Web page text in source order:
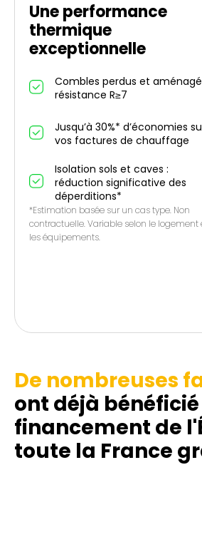
Une performance
thermique
exceptionnelle
Combles perdus et
résistance R≥7
Jusqu’à 30%* d’économies
vos factures de chauffage
Isolation sols et caves :
réduction significative des
déperditions*
*Estimation basée sur un cas type. Non
contractuelle. Variable selon le logement
les équipements.
De nombreuses
ont déjà
financement de
toute la France